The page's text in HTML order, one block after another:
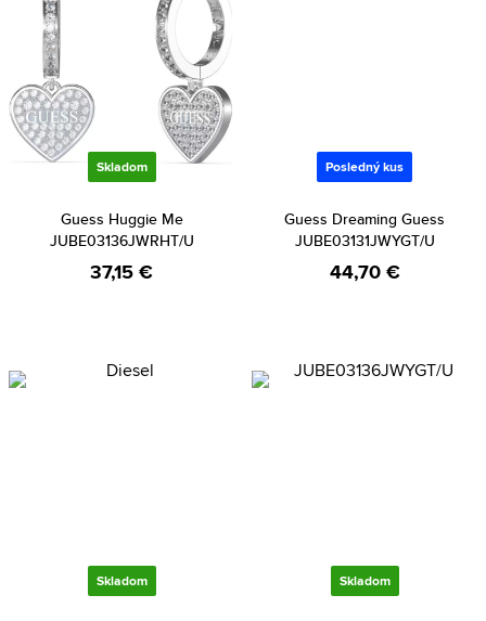
Skladom
Guess Huggie Me
JUBE03136JWRHT/U
37,15 €
Posledný kus
Guess Dreaming Guess
JUBE03131JWYGT/U
44,70 €
Skladom Skladom